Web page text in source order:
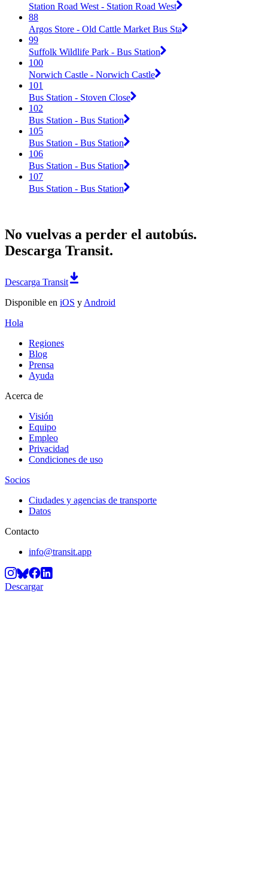
Station Road West - Station Road West
88
Argos Store - Old Cattle Market Bus Sta
99
Suffolk Wildlife Park - Bus Station
100
Norwich Castle - Norwich Castle
101
Bus Station - Stoven Close
102
Bus Station - Bus Station
105
Bus Station - Bus Station
106
Bus Station - Bus Station
107
Bus Station - Bus Station
No vuelvas a perder el autobús.
Descarga Transit.
Descarga Transit
Disponible en iOS y Android
Hola
Regiones
Blog
Prensa
Ayuda
Acerca de
Visión
Equipo
Empleo
Privacidad
Condiciones de uso
Socios
Ciudades y agencias de transporte
Datos
Contacto
info@transit.app
Descargar